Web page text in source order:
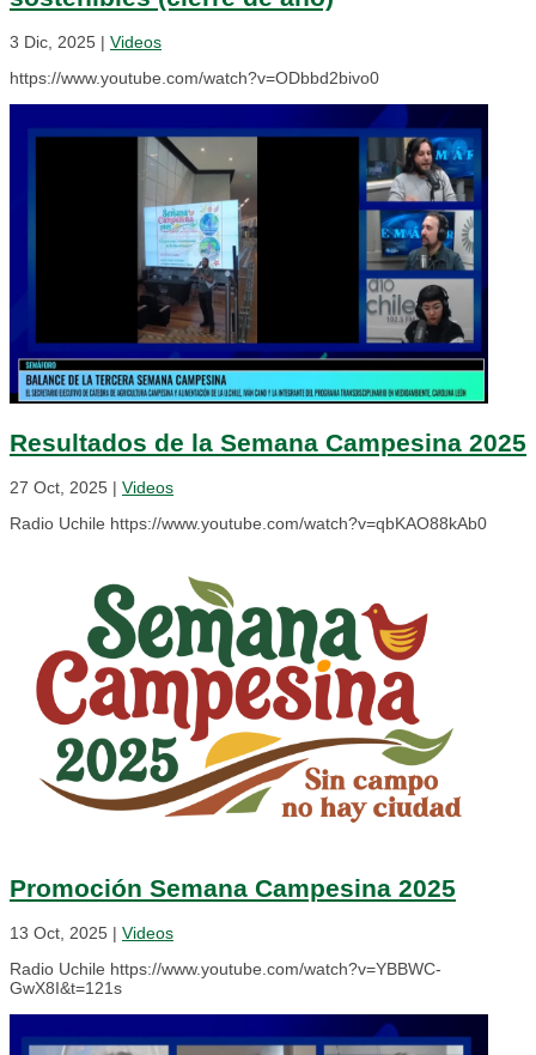
3 Dic, 2025 | Videos
https://www.youtube.com/watch?v=ODbbd2bivo0
Resultados de la Semana Campesina 2025
27 Oct, 2025 | Videos
Radio Uchile https://www.youtube.com/watch?v=qbKAO88kAb0
Promoción Semana Campesina 2025
13 Oct, 2025 | Videos
Radio Uchile https://www.youtube.com/watch?v=YBBWC-
GwX8I&t=121s